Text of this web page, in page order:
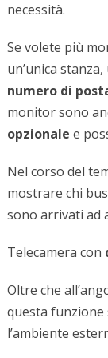
necessità.
Se volete più
un’unica
numero di
monitor sono
opzionale e
Nel corso del
mostrare chi
sono arrivati ad
Telecamera con
Oltre che
questa funzione
l’ambiente